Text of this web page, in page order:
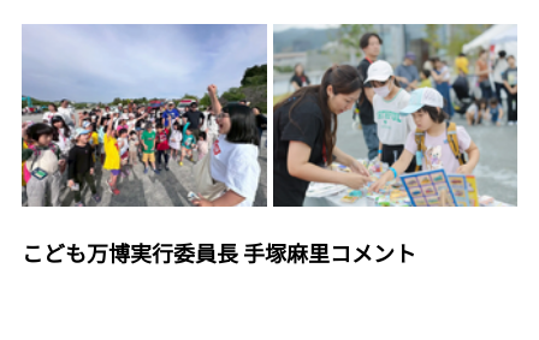
こども万博実行委員長 手塚麻里コメント